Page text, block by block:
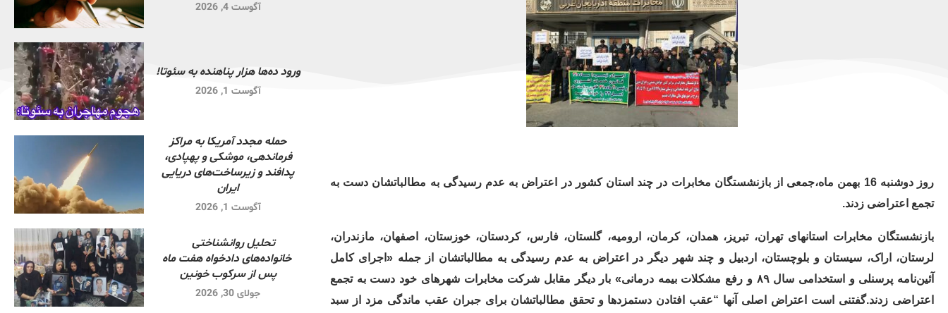
روز دوشنبه 16 بهمن ماه،جمعی از بازنشستگان مخابرات در چند استان کشور در اعتراض به عدم‌ رسیدگی به مطالباتشان دست به
تجمع اعتراضی زدند.
بازنشستگان مخابرات استانهای تهران، تبریز، همدان، کرمان، ارومیه، گلستان، فارس، کردستان، خوزستان، اصفهان، مازندران،
لرستان، اراک، سیستان و بلوچستان، اردبیل و چند شهر دیگر در اعتراض به عدم ‌رسیدگی به مطالباتشان از جمله «اجرای کامل
آئین‌نامه پرسنلی و استخدامی سال ۸۹ و رفع مشکلات بیمه درمانی» بار دیگر مقابل شرکت مخابرات شهرهای خود دست به تجمع
اعتراضی زدند.گفتنی است اعتراض اصلی آنها “عقب‌ افتادن دستمزدها و تحقق مطالباتشان برای جبران عقب ماندگی مزد از سبد
آگوست 4, 2026
ورود ده‌ها هزار پناهنده به سئوتا!
آگوست 1, 2026
حمله مجدد آمریکا به مراکز
فرماندهی، موشکی و پهپادی،
پدافند و زیرساخت‌های دریایی
ایران
آگوست 1, 2026
تحلیل روانشناختی
خانواده‌های دادخواه هفت ماه
پس از سرکوب خونین
جولای 30, 2026